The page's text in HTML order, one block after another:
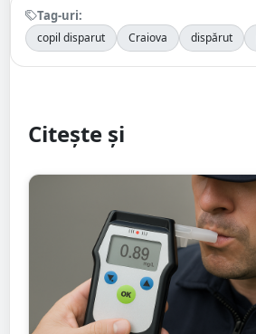
Tag-uri:
copil disparut Craiova dispărut
Citește și